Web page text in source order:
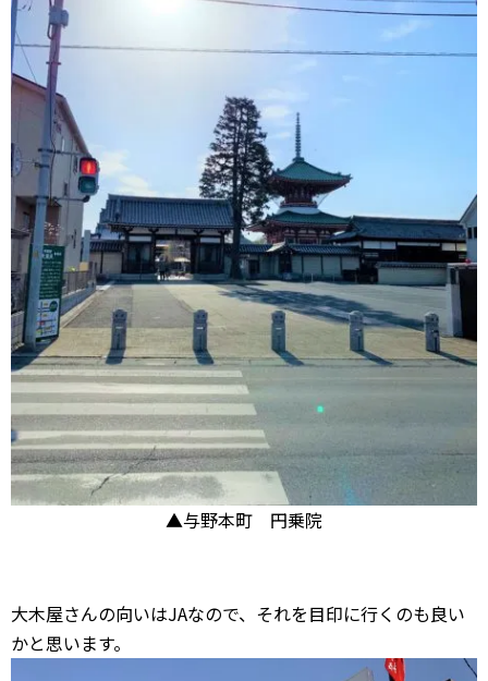
▲与野本町 円乗院
大木屋さんの向いはJAなので、それを目印に行くのも良い
かと思います。